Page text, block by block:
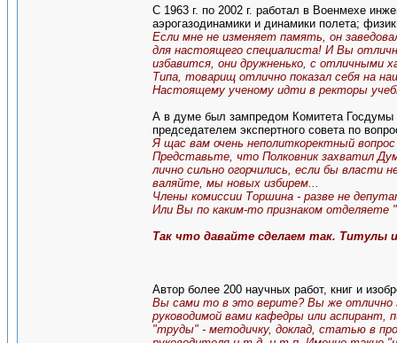
С 1963 г. по 2002 г. работал в Военмехе
аэрогазодинамики и динамики полета;
Если мне не изменяет память, он
для настоящего специалиста! И Вы
избавится, они дружненько, с отличными
Типа, товарищ отлично показал себя на
Настоящему ученому идти в ректоры
А в думе был зампредом Комитета Госдумы
председателем экспертного совета по
Я щас вам очень неполиткоректный
Представьте, что Полковник захватил
лично сильно огорчились, если бы власти
валяйте, мы новых избирем...
Члены комиссии Торшина - разве не
Или Вы по каким-то признаком отделяете
Так что давайте сделаем так. Титулы
Автор более 200 научных работ, книг и
Вы сами то в это верите? Вы же отлично
руководимой вами кафедры или
"труды" - методичку, доклад, статью в